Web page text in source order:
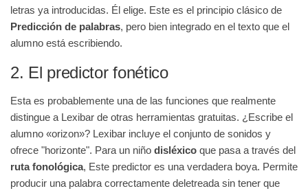
letras ya introducidas. Él elige. Este es el principio clásico de
Predicción de palabras, pero bien integrado en el texto que el
alumno está escribiendo.
2. El predictor fonético
Esta es probablemente una de las funciones que realmente
distingue a Lexibar de otras herramientas gratuitas. ¿Escribe el
alumno «orizon»? Lexibar incluye el conjunto de sonidos y
ofrece "horizonte". Para un niño disléxico que pasa a través del
ruta fonológica, Este predictor es una verdadera boya. Permite
producir una palabra correctamente deletreada sin tener que